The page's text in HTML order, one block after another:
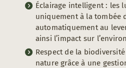
Éclairage intelligent : les
uniquement à la tombée
automatiquement au
ainsi l’impact sur
Respect de la
nature grâce à une